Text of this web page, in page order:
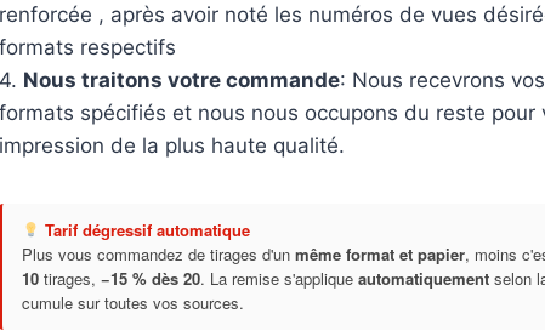
renforcée , après avoir noté les numéros de vues
formats respectifs
4. Nous traitons votre commande: Nous recevrons
formats spécifiés et nous nous occupons du reste pour
impression de la plus haute qualité.
Tarif dégressif automatique
Plus vous commandez de tirages d'un même format et papier, moins
10tirages, −15 % dès 20. La remise s'applique automatiquementselon
cumule sur toutes vos sources.